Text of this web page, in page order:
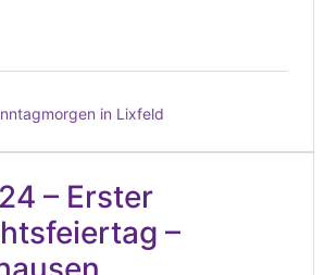
in Lixfeld
– Erster
–